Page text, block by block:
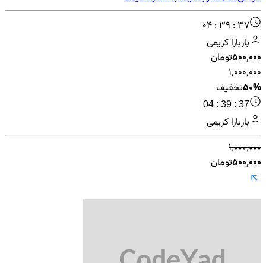
04 : 39 : 37
باربارا کریمی
۵۰۰٬۰۰۰تومان
۱٬۰۰۰٬۰۰۰
50%تخفیف
04 : 39 : 37
باربارا کریمی
۱٬۰۰۰٬۰۰۰
۵۰۰٬۰۰۰تومان